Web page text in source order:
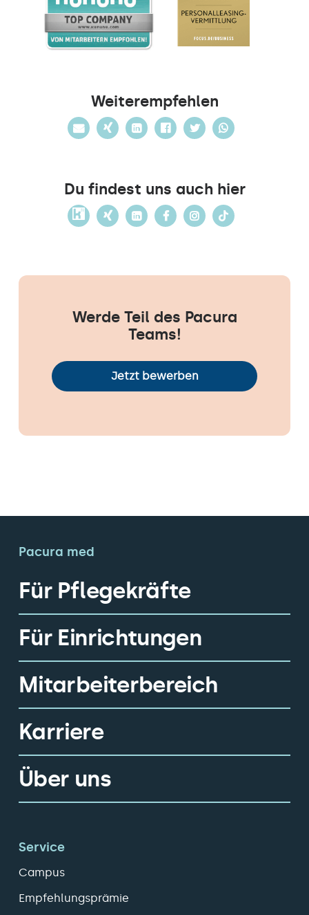
Weiterempfehlen
Du findest uns auch hier
Werde Teil des Pacura
Teams!
Jetzt bewerben
Pacura med
Für Pflegekräfte
Für Einrichtungen
Mitarbeiterbereich
Karriere
Über uns
Service
Campus
Empfehlungsprämie